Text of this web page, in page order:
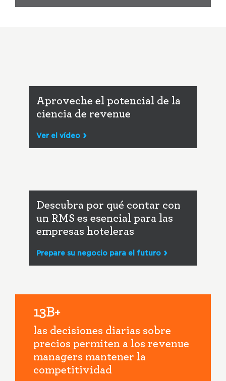
Aproveche el potencial de la
ciencia de revenue
Ver el vídeo
Descubra por qué contar con
un RMS es esencial para las
empresas hoteleras
Prepare su negocio para el futuro
13B+
las decisiones diarias sobre
precios permiten a los revenue
managers mantener la
competitividad